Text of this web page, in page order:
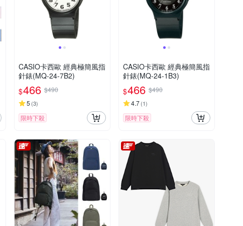
CASIO卡西歐 經典極簡風指
針錶(MQ-24-7B2)
$466 $490
5 (3)
限時下殺
CASIO卡西歐 經典極簡風指
針錶(MQ-24-1B3)
$466 $490
4.7(1)
限時下殺